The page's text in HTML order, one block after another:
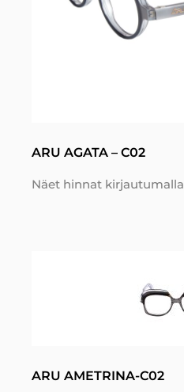
ARU AGATA – C02
Näet hinnat kirjautumalla
ARU AMETRINA-C02